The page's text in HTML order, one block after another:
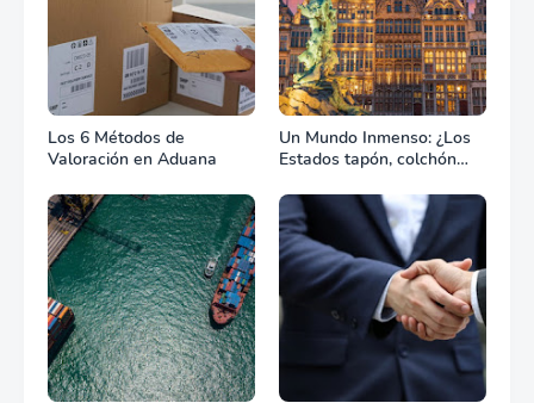
Los 6 Métodos de
Valoración en Aduana
Un Mundo Inmenso: ¿Los
Estados tapón, colchón
combate?